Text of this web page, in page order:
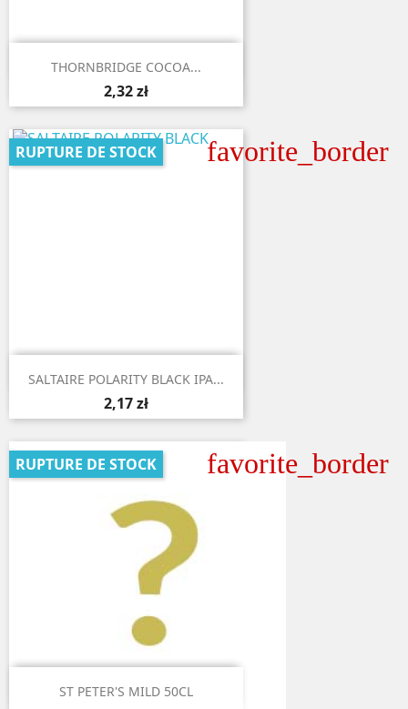
 Aperçu rapide
THORNBRIDGE COCOA...
2,32 zł
favorite_border
 Aperçu rapide
SALTAIRE POLARITY BLACK IPA...
2,17 zł
RUPTURE DE STOCK
favorite_border
 Aperçu rapide
ST PETER'S MILD 50CL
RUPTURE DE STOCK